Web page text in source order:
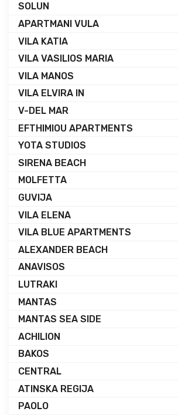
SOLUN
APARTMANI VULA
VILA KATIA
VILA VASILIOS MARIA
VILA MANOS
VILA ELVIRA IN
V-DEL MAR
EFTHIMIOU APARTMENTS
YOTA STUDIOS
SIRENA BEACH
MOLFETTA
GUVIJA
VILA ELENA
VILA BLUE APARTMENTS
ALEXANDER BEACH
ANAVISOS
LUTRAKI
MANTAS
MANTAS SEA SIDE
ACHILION
BAKOS
CENTRAL
ATINSKA REGIJA
PAOLO